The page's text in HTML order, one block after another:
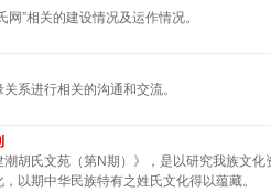
网”相关的建设情况及运作情况。
系进行相关的沟通和交流。
潮胡氏文苑（第N期）》，是以研究我族文
以期中华民族特有之姓氏文化得以蕴藏。